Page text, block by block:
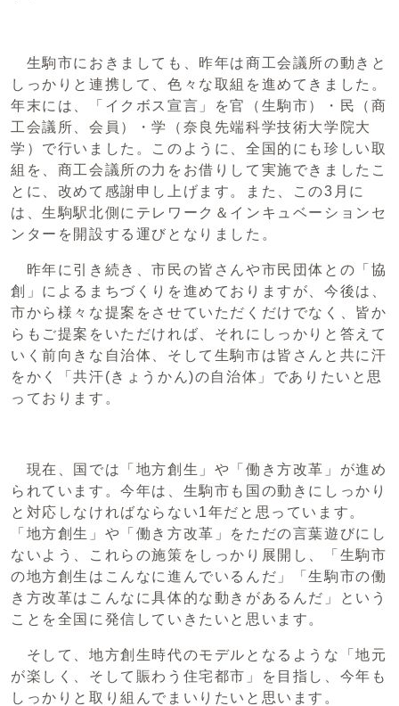
生駒市におきましても、昨年は商工会議所の動きと
しっかりと連携して、色々な取組を進めてきました。
年末には、「イクボス宣言」を官（生駒市）・民（商
工会議所、会員）・学（奈良先端科学技術大学院大
学）で行いました。このように、全国的にも珍しい取
組を、商工会議所の力をお借りして実施できましたこ
とに、改めて感謝申し上げます。また、この3月に
は、生駒駅北側にテレワーク＆インキュベーションセ
ンターを開設する運びとなりました。
昨年に引き続き、市民の皆さんや市民団体との「協
創」によるまちづくりを進めておりますが、今後は、
市から様々な提案をさせていただくだけでなく、皆か
らもご提案をいただければ、それにしっかりと答えて
いく前向きな自治体、そして生駒市は皆さんと共に汗
をかく「共汗(きょうかん)の自治体」でありたいと思
っております。
現在、国では「地方創生」や「働き方改革」が進め
られています。今年は、生駒市も国の動きにしっかり
と対応しなければならない1年だと思っています。
「地方創生」や「働き方改革」をただの言葉遊びにし
ないよう、これらの施策をしっかり展開し、「生駒市
の地方創生はこんなに進んでいるんだ」「生駒市の働
き方改革はこんなに具体的な動きがあるんだ」という
ことを全国に発信していきたいと思います。
そして、地方創生時代のモデルとなるような「地元
が楽しく、そして賑わう住宅都市」を目指し、今年も
しっかりと取り組んでまいりたいと思います。